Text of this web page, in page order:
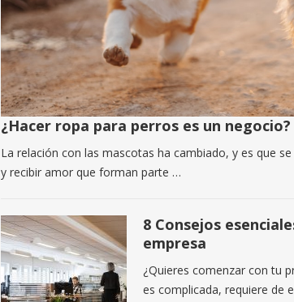
¿Hacer ropa para perros es un negocio?
La relación con las mascotas ha cambiado, y es que
y recibir amor que forman parte …
8 Consejos
empresa
¿Quieres comenzar con tu
es complicada, requiere de